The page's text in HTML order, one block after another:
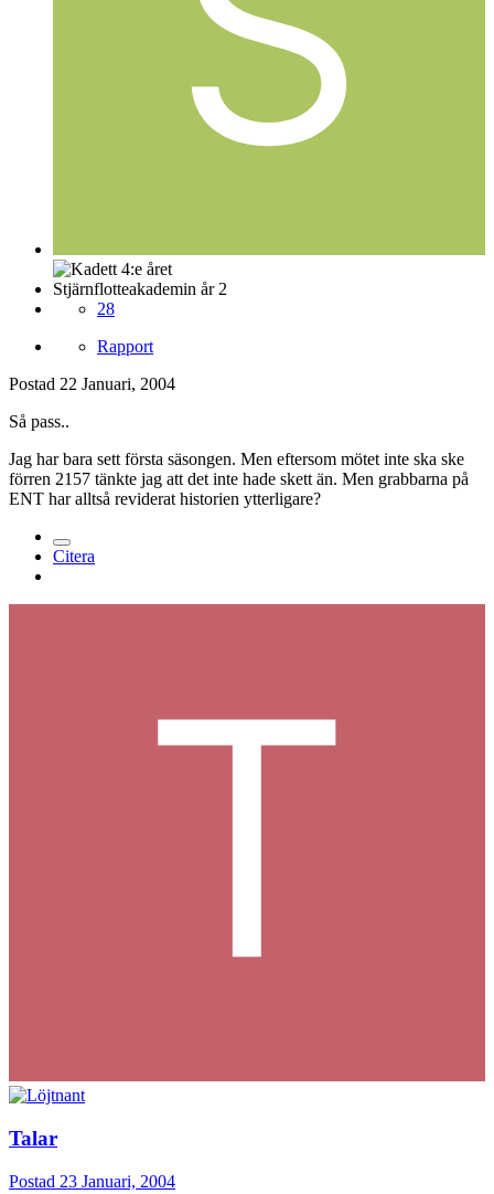
Stjärnflotteakademin år 2
28
Rapport
Postad 22 Januari, 2004
Så pass..
Jag har bara sett första säsongen. Men eftersom mötet inte ska ske
förren 2157 tänkte jag att det inte hade skett än. Men grabbarna på
ENT har alltså reviderat historien ytterligare?
Citera
Talar
Postad 23 Januari, 2004